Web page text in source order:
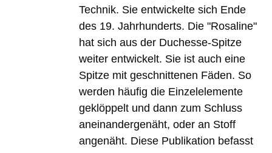
Technik. Sie entwickelte sich Ende
des 19. Jahrhunderts. Die "Rosaline"
hat sich aus der Duchesse-Spitze
weiter entwickelt. Sie ist auch eine
Spitze mit geschnittenen Fäden. So
werden häufig die Einzelelemente
geklöppelt und dann zum Schluss
aneinandergenäht, oder an Stoff
angenäht. Diese Publikation befasst